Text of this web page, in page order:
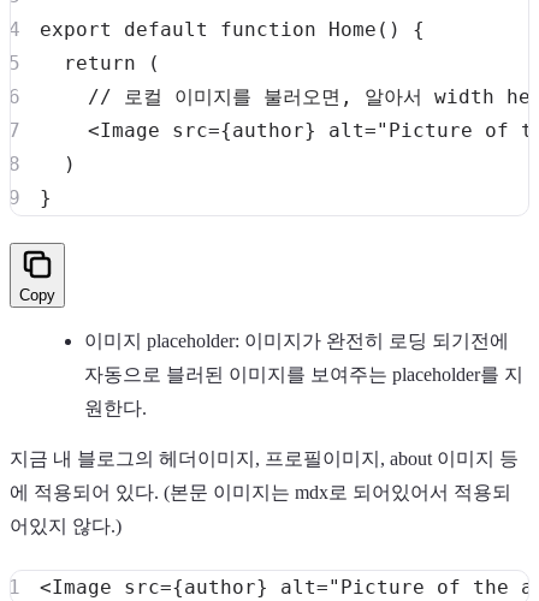
export default function Home ( )
{
return
(
// 로컬 이미지를 불러오면, 알아서 width
<Image src={author} alt=" Picture of
)
}
Copy
이미지 placeholder: 이미지가 완전히 로딩 되기전에
자동으로 블러된 이미지를 보여주는 placeholder를 지
원한다.
지금 내 블로그의 헤더이미지, 프로필이미지, about 이미지 등
에 적용되어 있다. (본문 이미지는 mdx로 되어있어서 적용되
어있지 않다.)
<Image src={author} alt="Picture of the